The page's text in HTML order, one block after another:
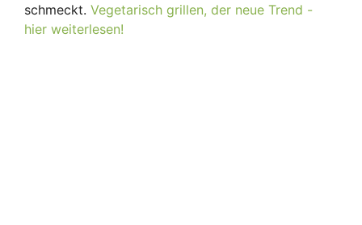
schmeckt. Vegetarisch grillen, der neue Trend -
hier weiterlesen!